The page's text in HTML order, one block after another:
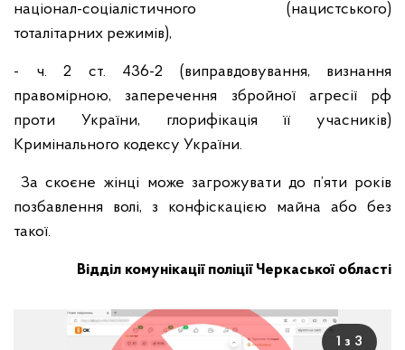
націонал-соціалістичного (нацистського)
тоталітарних режимів),
- ч. 2 ст. 436-2 (виправдовування, визнання
правомірною, заперечення збройної агресії рф
проти України, глорифікація її учасників)
Кримінального кодексу України.
За скоєне жінці може загрожувати до п’яти років
позбавлення волі, з конфіскацією майна або без
такої.
Відділ комунікації поліції Черкаської області
1 з 3